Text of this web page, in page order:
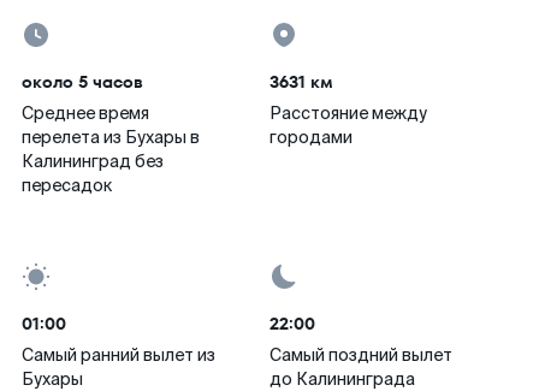
около 5 часов
Среднее время
перелета из Бухары в
Калининград без
пересадок
3631 км
Расстояние между
городами
01:00
Самый ранний вылет из
Бухары
22:00
Самый поздний вылет
до Калининграда